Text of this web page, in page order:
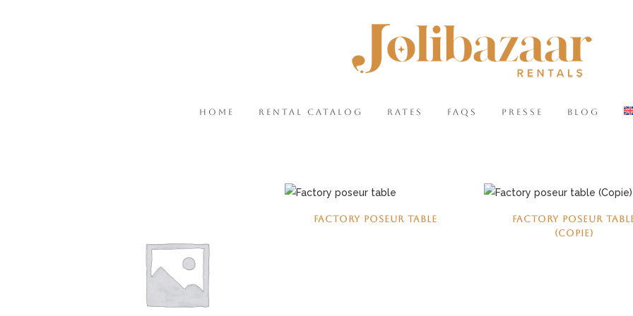
HOME RENTAL CATALOG RATES FAQS PRESSE BLOG
FACTORY POSEUR TABLE
FACTORY POSEUR
(COPIE)